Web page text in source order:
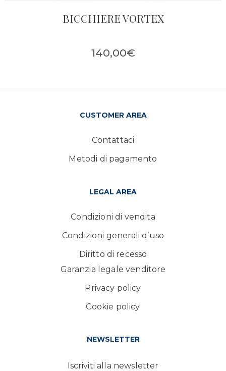
BICCHIERE VORTEX
140,00€
CUSTOMER AREA
Contattaci
Metodi di pagamento
LEGAL AREA
Condizioni di vendita
Condizioni generali d’uso
Diritto di recesso
Garanzia legale venditore
Privacy policy
Cookie policy
NEWSLETTER
Iscriviti alla newsletter